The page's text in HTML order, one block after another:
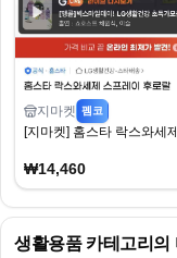
지마켓 펨코
[지마켓] 홈스타 락스와세
₩14,460
생활용품카테고리의